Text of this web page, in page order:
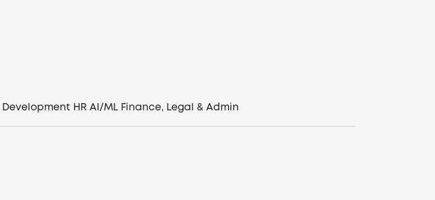
Development HR AI/ML Finance, Legal & Admin